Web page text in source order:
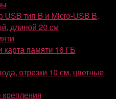
USB тип B и Micro-USB B,
длиной 20 см
карта памяти 16 ГБ
отрезки 10 см, цветные